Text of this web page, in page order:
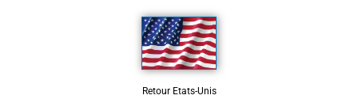
Retour Etats-Unis